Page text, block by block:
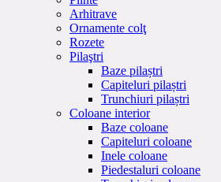
Arhitrave
Ornamente colţ
Rozete
Pilaştri
Baze pilaștri
Capiteluri pilaștri
Trunchiuri pilaștri
Coloane interior
Baze coloane
Capiteluri coloane
Inele coloane
Piedestaluri coloane